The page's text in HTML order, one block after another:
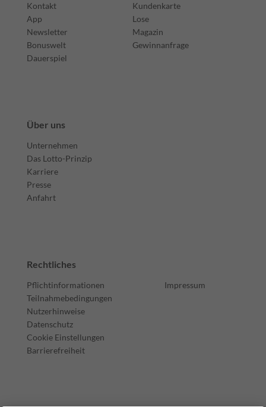
Kontakt
App
Newsletter
Bonuswelt
Dauerspiel
Kundenkarte
Lose
Magazin
Gewinnanfrage
Über uns
Unternehmen
Das Lotto-Prinzip
Karriere
Presse
Anfahrt
Rechtliches
Pflichtinformationen
Teilnahmebedingungen
Nutzerhinweise
Datenschutz
Cookie Einstellungen
Barrierefreiheit
Impressum